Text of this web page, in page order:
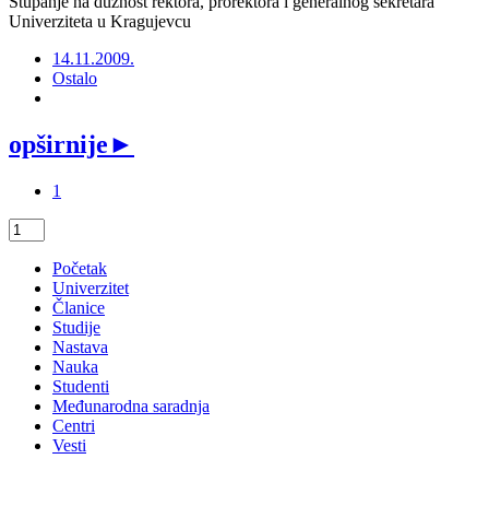
Univerziteta u Kragujevcu
14.11.2009.
Ostalo
opširnije►
1
Početak
Univerzitet
Članice
Studije
Nastava
Nauka
Studenti
Međunarodna saradnja
Centri
Vesti